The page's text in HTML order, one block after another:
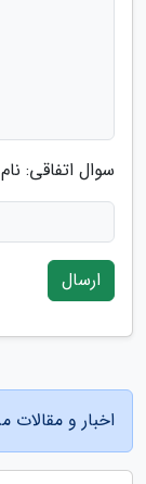
سوال اتفاقی:
ارسال
اخبار و مقالات